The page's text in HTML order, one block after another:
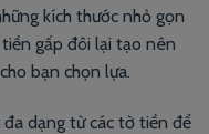
kích thước nhỏ gọn
gấp đôi lại tạo nên
bạn chọn lựa.
dạng từ các tờ tiền để